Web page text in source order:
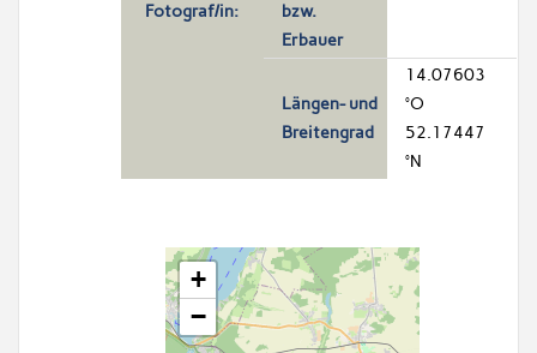
Fotograf/in:
bzw.
Erbauer
Längen- und
Breitengrad
14.07603
°O
52.17447
°N
+
−